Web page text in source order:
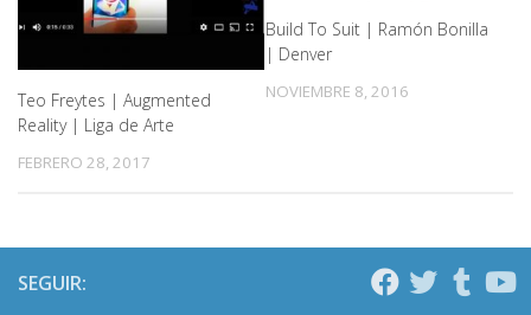
Teo Freytes | Augmented
Reality | Liga de Arte
FEBRERO 28, 2017
Build To Suit | Ramón Bonilla
| Denver
NOVIEMBRE 8, 2016
SEGUIR: